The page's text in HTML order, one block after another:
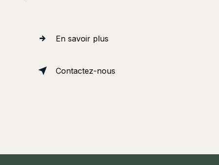
En savoir plus
Contactez-nous